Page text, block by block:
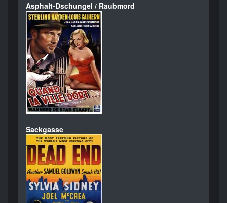
Asphalt-Dschungel / Raubmord
Sackgasse